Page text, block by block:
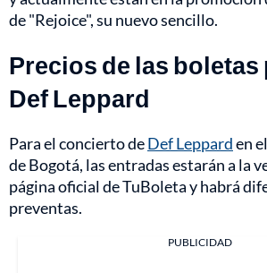
de "Rejoice", su nuevo sencillo.
Precios de las boletas
Def Leppard
Para el concierto deDef Lepparden
de Bogotá, las entradas estarán a la
página oficial de TuBoleta y habrá
preventas.
PUBLICIDAD